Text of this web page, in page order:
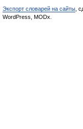
Экспорт словарей на сайты ,
WordPress, MODx.